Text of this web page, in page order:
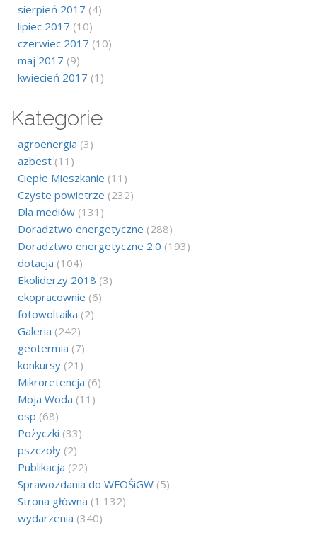
sierpień 2017 (4)
lipiec 2017 (10)
czerwiec 2017 (10)
maj 2017 (9)
kwiecień 2017 (1)
Kategorie
agroenergia (3)
azbest (11)
Ciepłe Mieszkanie (11)
Czyste powietrze (232)
Dla mediów (131)
Doradztwo energetyczne (288)
Doradztwo energetyczne 2.0 (193)
dotacja (104)
Ekoliderzy 2018 (3)
ekopracownie (6)
fotowoltaika (2)
Galeria (242)
geotermia (7)
konkursy (21)
Mikroretencja (6)
Moja Woda (11)
osp (68)
Pożyczki (33)
pszczoły (2)
Publikacja (22)
Sprawozdania do WFOŚiGW (5)
Strona główna (1 132)
wydarzenia (340)